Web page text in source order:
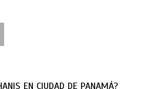
EN CIUDAD DE PANAMÁ?